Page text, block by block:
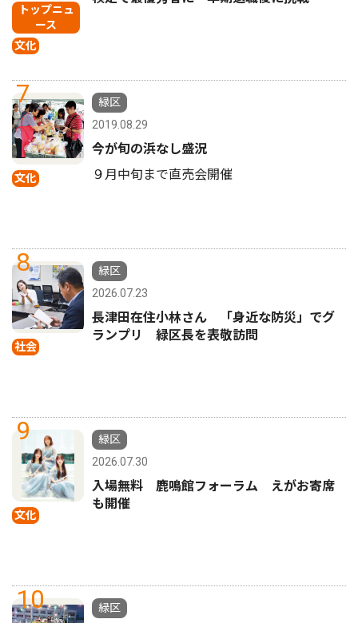
トップニュ
ース
文化
7
文化
緑区
2019.08.29
今が旬の浜なし盛況
９月中旬まで直売会開催
8
社会
緑区
2026.07.23
長津田在住小林さん 「身近な防災」でグ
ランプリ 緑区長を表敬訪問
9
文化
緑区
2026.07.30
入場無料 鹿鳴館フォーラム えがお寄席
も開催
10
緑区